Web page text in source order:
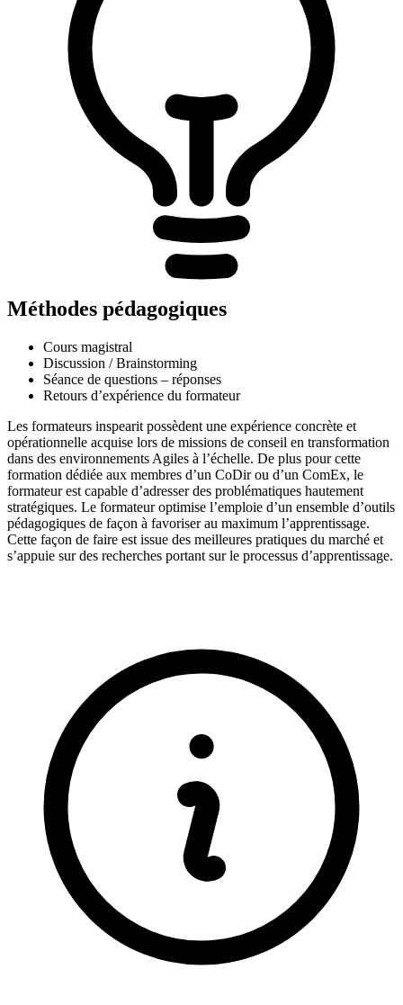
Méthodes pédagogiques
Cours magistral
Discussion / Brainstorming
Séance de questions – réponses
Retours d’expérience du formateur
Les formateurs inspearit possèdent une expérience concrète et
opérationnelle acquise lors de missions de conseil en transformation
dans des environnements Agiles à l’échelle. De plus pour cette
formation dédiée aux membres d’un CoDir ou d’un ComEx, le
formateur est capable d’adresser des problématiques hautement
stratégiques. Le formateur optimise l’emploie d’un ensemble d’outils
pédagogiques de façon à favoriser au maximum l’apprentissage.
Cette façon de faire est issue des meilleures pratiques du marché et
s’appuie sur des recherches portant sur le processus d’apprentissage.